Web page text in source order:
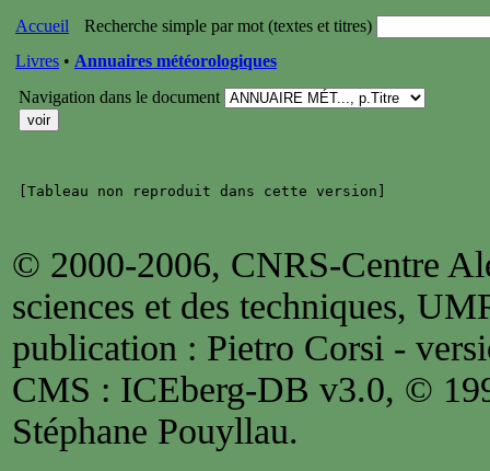
Accueil
Recherche simple par mot (textes et titres)
Livres • Annuaires météorologiques
Navigation dans le document
© 2000-2006, CNRS-Centre
sciences et des techniques,
publication : Pietro Corsi -
CMS : ICEberg-DB v3.0, ©
Stéphane Pouyllau.